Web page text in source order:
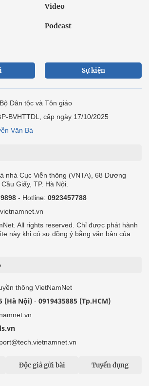
Video
Podcast
Sự kiện
Dân tộc và Tôn giáo
BVHTTDL, cấp ngày 17/10/2025
Văn Bá
nhà Cục Viễn thông (VNTA), 68 Dương
Giấy, TP. Hà Nội.
- Hotline: 0923457788
All rights reserved. Chỉ được phát hành
này khi có sự đồng ý bằng văn bản của
thông VietNamNet
(Hà Nội) - 0919435885 (Tp.HCM)
Độc giả gửi bài Tuyển dụng